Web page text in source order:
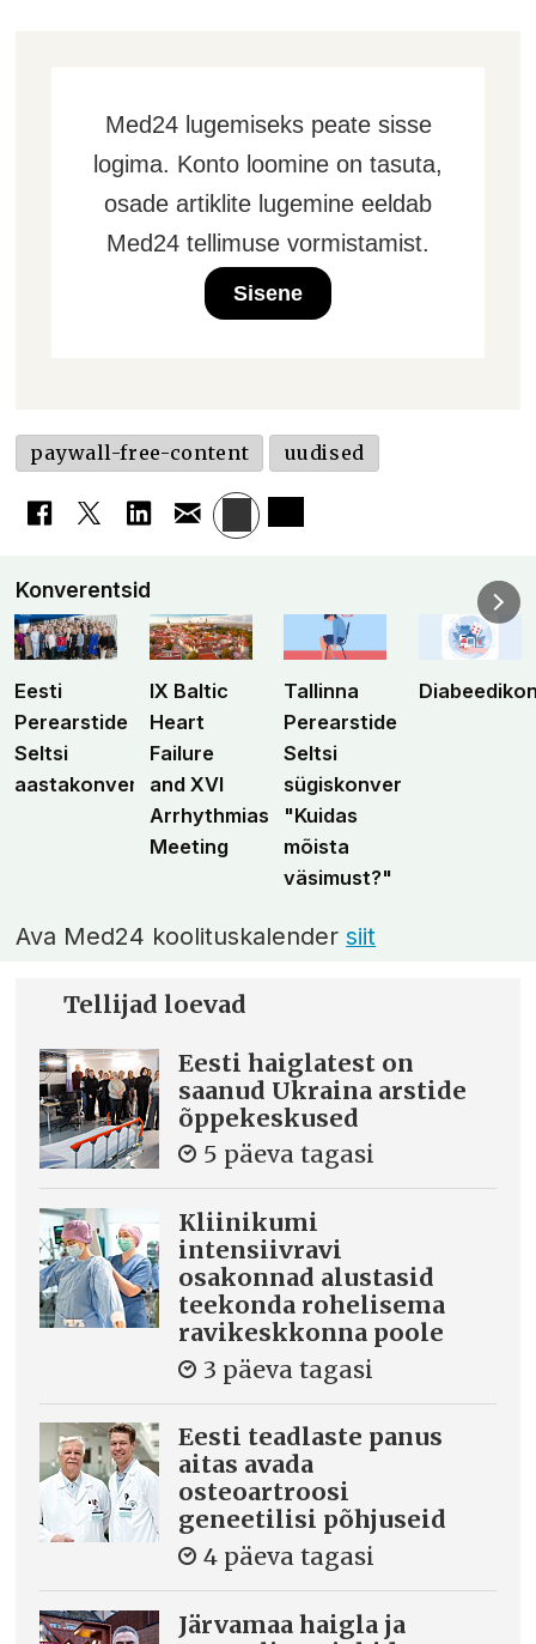
Med24 lugemiseks peate sisse
logima. Konto loomine on tasuta,
osade artiklite lugemine eeldab
Med24 tellimuse vormistamist.
Sisene
paywall-free-content uudised
Konverentsid
Eesti
Perearstide
Seltsi
aastakonverents
IX Baltic
Heart
Failure
and XVI
Arrhythmias
Meeting
Tallinna
Perearstide
Seltsi
sügiskonverents
"Kuidas
mõista
väsimust?"
Ava Med24 koolituskalendersiit
Tellijad loevad
Eesti haiglatest on
saanud Ukraina arstide
õppekeskused
5 päeva tagasi
Kliinikumi
intensiivravi
osakonnad alustasid
teekonda rohelisema
ravikeskkonna poole
3 päeva tagasi
Eesti teadlaste panus
aitas avada
osteoartroosi
geneetilisi põhjuseid
4 päeva tagasi
Järvamaa haigla ja